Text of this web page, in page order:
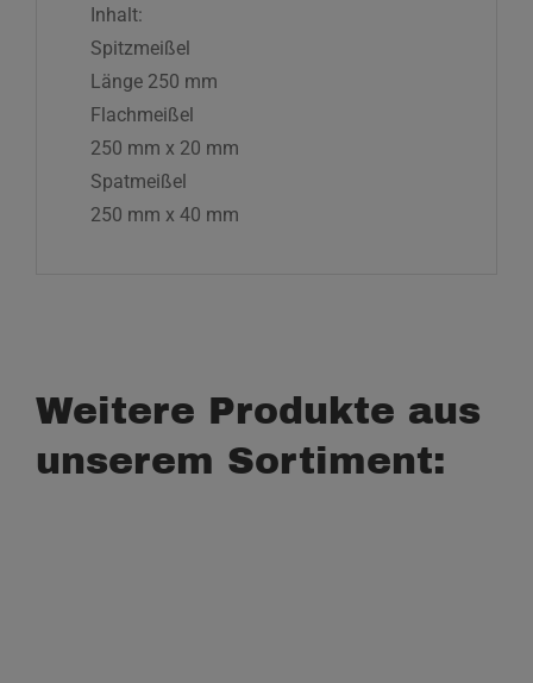
Inhalt:
Spitzmeißel
Länge 250 mm
Flachmeißel
250 mm x 20 mm
Spatmeißel
250 mm x 40 mm
Weitere Produkte aus
unserem Sortiment: